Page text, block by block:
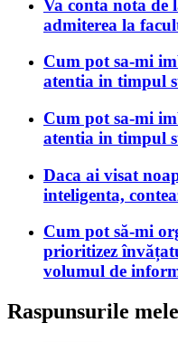
Va conta nota de
admiterea la
Cum pot sa-mi
atentia in timpul
Cum pot sa-mi
atentia in timpul
Daca ai visat
inteligenta,
Cum pot să-mi
prioritizez
volumul de
Raspunsurile